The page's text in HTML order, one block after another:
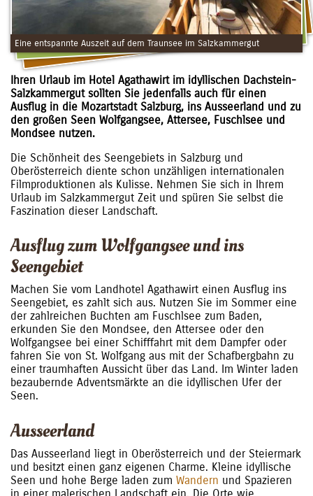
Eine entspannte Auszeit auf dem Traunsee im Salzkammergut
Ihren Urlaub im Hotel Agathawirt im idyllischen Dachstein-
Salzkammergut sollten Sie jedenfalls auch für einen
Ausflug in die Mozartstadt Salzburg, ins Ausseerland und zu
den großen Seen Wolfgangsee, Attersee, Fuschlsee und
Mondsee nutzen.
Die Schönheit des Seengebiets in Salzburg und
Oberösterreich diente schon unzähligen internationalen
Filmproduktionen als Kulisse. Nehmen Sie sich in Ihrem
Urlaub im Salzkammergut Zeit und spüren Sie selbst die
Faszination dieser Landschaft.
Ausflug zum Wolfgangsee und ins
Seengebiet
Machen Sie vom Landhotel Agathawirt einen Ausflug ins
Seengebiet, es zahlt sich aus. Nutzen Sie im Sommer eine
der zahlreichen Buchten am Fuschlsee zum Baden,
erkunden Sie den Mondsee, den Attersee oder den
Wolfgangsee bei einer Schifffahrt mit dem Dampfer oder
fahren Sie von St. Wolfgang aus mit der Schafbergbahn zu
einer traumhaften Aussicht über das Land. Im Winter laden
bezaubernde Adventsmärkte an die idyllischen Ufer der
Seen.
Ausseerland
Das Ausseerland liegt in Oberösterreich und der Steiermark
und besitzt einen ganz eigenen Charme. Kleine idyllische
Seen und hohe Berge laden zum Wandern und Spazieren